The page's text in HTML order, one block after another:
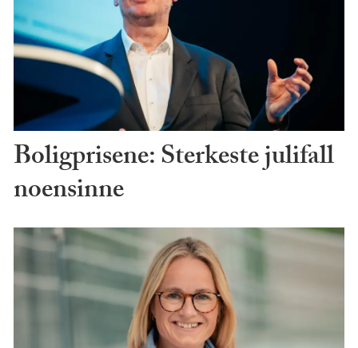
Boligprisene: Sterkeste julifall
noensinne